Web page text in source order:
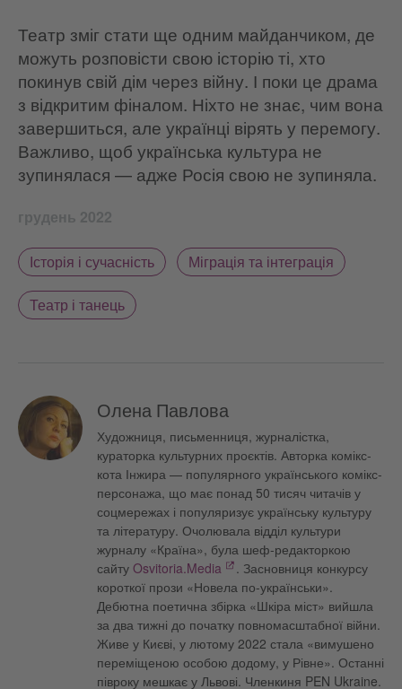
Театр зміг стати ще одним майданчиком, де
можуть розповісти свою історію ті, хто
покинув свій дім через війну. І поки це драма
з відкритим фіналом. Ніхто не знає, чим вона
завершиться, але українці вірять у перемогу.
Важливо, щоб українська культура не
зупинялася — адже Росія свою не зупиняла.
грудень 2022
Історія і сучасність Міграція та інтеграція
Театр і танець
Олена Павлова
Художниця, письменниця, журналістка,
кураторка культурних проєктів. Авторка комікс-
кота Інжира — популярного українського комікс-
персонажа, що має понад 50 тисяч читачів у
соцмережах і популяризує українську культуру
та літературу. Очолювала відділ культури
журналу «Країна», була шеф-редакторкою
сайту Osvitoria.Media
. Засновниця конкурсу
короткої прози «Новела по-українськи».
Дебютна поетична збірка «Шкіра міст» вийшла
за два тижні до початку повномасштабної війни.
Живе у Києві, у лютому 2022 стала «вимушено
переміщеною особою додому, у Рівне». Останні
півроку мешкає у Львові. Членкиня PEN Ukraine.